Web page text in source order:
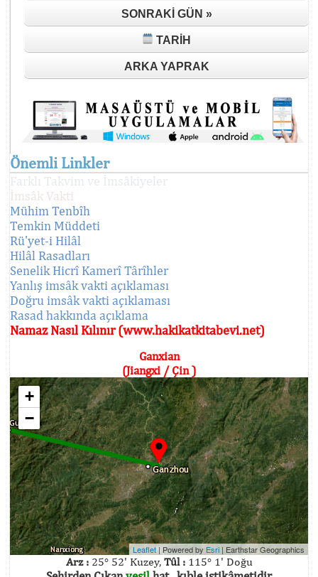
SONRAKI GÜN »
TARIH
ARKA YAPRAK
Önemli Linkler
Farklı Takvim ve İmsâkiyeler
İmsâk Vakti
Mühim Tenbîh
Temkin Müddeti
Rü'yet-i Hilâl
Hilâl Rasadları
Senelik Hicrî Kamerî Târîhler
Yanlış imsâk vakti açıklaması
Doğru imsâk vakti açıklaması
Rasad hakkında açıklama
Namaz Nasıl Kılınır (www.hakikatkitabevi.net)
Ganxian
(Jiangxi / Çin )
+
−
Leaflet| Powered byEsri | Earthstar Geographics
Arz :25° 52' Kuzey, Tûl :115° 1' Doğu